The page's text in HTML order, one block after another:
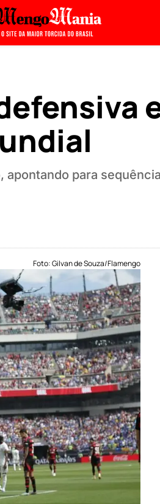
apontando para
Foto: Gilvan de Souza/Flamengo